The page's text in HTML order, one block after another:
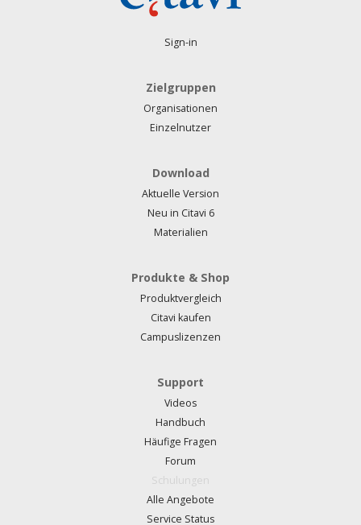
Sign-in
Zielgruppen
Organisationen
Einzelnutzer
Download
Aktuelle Version
Neu in Citavi 6
Materialien
Produkte & Shop
Produktvergleich
Citavi kaufen
Campuslizenzen
Support
Videos
Handbuch
Häufige Fragen
Forum
Schulungen
Alle Angebote
Service Status